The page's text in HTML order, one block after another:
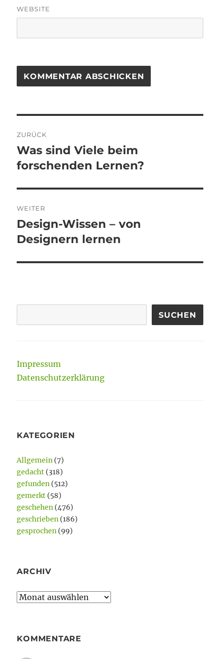
WEBSITE
ZURÜCK
Vorheriger
Beitrag:
Was sind Viele beim
forschenden Lernen?
WEITER
Nächster
Beitrag:
Design-Wissen – von
Designern lernen
SUCHEN
Impressum
Datenschutzerklärung
KATEGORIEN
Allgemein (7)
gedacht (318)
gefunden (512)
gemerkt (58)
geschehen (476)
geschrieben (186)
gesprochen (99)
ARCHIV
Archiv
KOMMENTARE